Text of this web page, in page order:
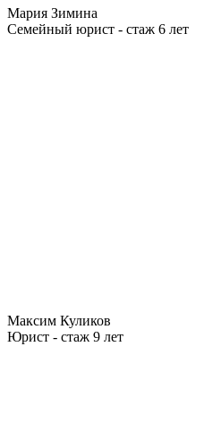
Мария Зимина
Семейный юрист - стаж 6 лет
Максим Куликов
Юрист - стаж 9 лет